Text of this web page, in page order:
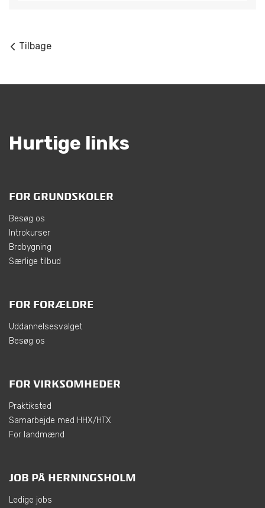
Tilbage
Hurtige links
FOR GRUNDSKOLER
Besøg os
Introkurser
Brobygning
Særlige tilbud
FOR FORÆLDRE
Uddannelsesvalget
Besøg os
FOR VIRKSOMHEDER
Praktiksted
Samarbejde med HHX/HTX
For landmænd
JOB PÅ HERNINGSHOLM
Ledige jobs